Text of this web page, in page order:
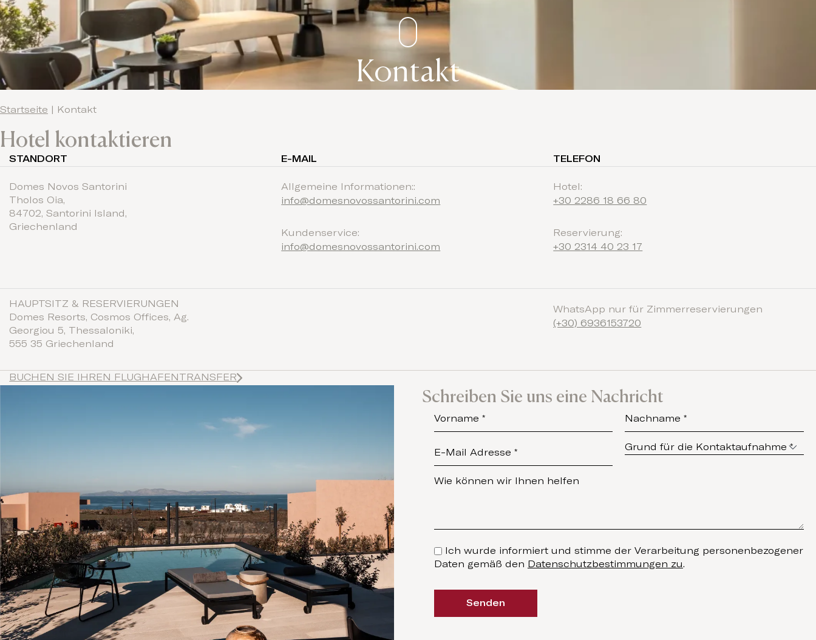
Kontakt
Startseite Kontakt
Hotel kontaktieren
STANDORT
Domes Novos Santorini
Tholos Oia,
84702, Santorini Island,
Griechenland
HAUPTSITZ & RESERVIERUNGEN
Domes Resorts, Cosmos Offices, Ag.
Georgiou 5, Thessaloniki,
555 35 Griechenland
E-MAIL
Allgemeine Informationen::
info@domesnovossantorini.com
Kundenservice:
info@domesnovossantorini.com
TELEFON
Hotel:
+30 2286 18 66 80
Reservierung:
+30 2314 40 23 17
WhatsApp nur für Zimmerreservierungen
(+30) 6936153720
BUCHEN SIE IHREN FLUGHAFENTRANSFER
Schreiben Sie uns eine Nachricht
Ich wurde informiert und stimme der Verarbeitung personenbezogener
Daten gemäß den Datenschutzbestimmungen zu.
Senden